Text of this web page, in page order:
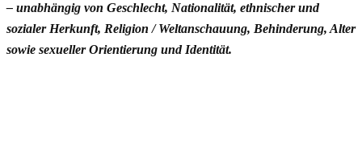
– unabhängig von Geschlecht, Nationalität, ethnischer und
sozialer Herkunft, Religion / Weltanschauung, Behinderung, Alter
sowie sexueller Orientierung und Identität.